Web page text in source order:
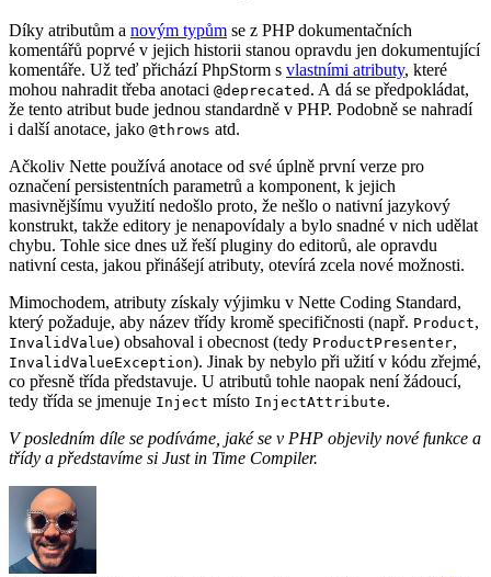
Díky atributům a novým typům se z PHP dokumentačních
komentářů poprvé v jejich historii stanou opravdu jen dokumentující
komentáře. Už teď přichází PhpStorm s vlastními atributy, které
mohou nahradit třeba anotaci @deprecated . A dá se předpokládat,
že tento atribut bude jednou standardně v PHP. Podobně se nahradí
i další anotace, jako @throws atd.
Ačkoliv Nette používá anotace od své úplně první verze pro
označení persistentních parametrů a komponent, k jejich
masivnějšímu využití nedošlo proto, že nešlo o nativní jazykový
konstrukt, takže editory je nenapovídaly a bylo snadné v nich udělat
chybu. Tohle sice dnes už řeší pluginy do editorů, ale opravdu
nativní cesta, jakou přinášejí atributy, otevírá zcela nové možnosti.
Mimochodem, atributy získaly výjimku v Nette Coding Standard,
který požaduje, aby název třídy kromě specifičnosti (např. Product,
InvalidValue) obsahoval i obecnost (tedy ProductPresenter,
InvalidValueException). Jinak by nebylo při užití v kódu zřejmé,
co přesně třída představuje. U atributů tohle naopak není žádoucí,
tedy třída se jmenuje Inject místo InjectAttribute.
V posledním díle se podíváme, jaké se v PHP objevily nové funkce a
třídy a představíme si Just in Time Compiler.